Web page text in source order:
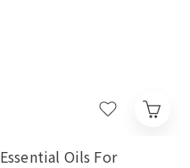
Essential Oils For